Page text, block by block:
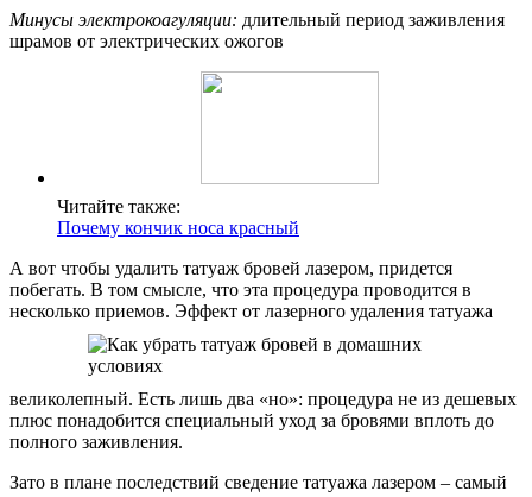
Минусы электрокоагуляции: длительный период заживления
шрамов от электрических ожогов
Читайте также:
Почему кончик носа красный
А вот чтобы удалить татуаж бровей лазером, придется
побегать. В том смысле, что эта процедура проводится в
несколько приемов. Эффект от лазерного удаления татуажа
великолепный. Есть лишь два «но»: процедура не из дешевых
плюс понадобится специальный уход за бровями вплоть до
полного заживления.
Зато в плане последствий сведение татуажа лазером – самый